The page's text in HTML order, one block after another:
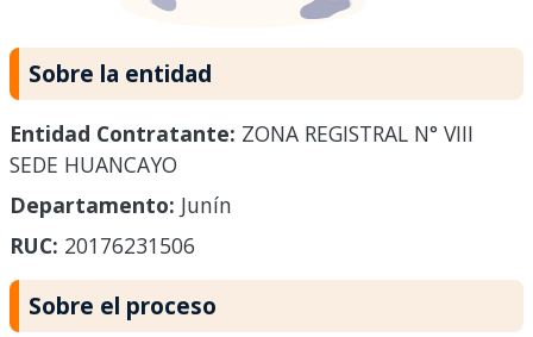
Sobre la entidad
Entidad Contratante: ZONA REGISTRAL N° VIII
SEDE HUANCAYO
Departamento: Junín
RUC: 20176231506
Sobre el proceso